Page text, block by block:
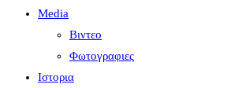
Media
Βιντεο
Φωτογραφιες
Ιστορια